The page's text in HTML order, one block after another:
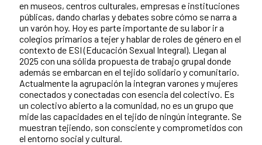
en museos, centros culturales, empresas e instituciones
públicas, dando charlas y debates sobre cómo se narra a
un varón hoy. Hoy es parte importante de su labor ir a
colegios primarios a tejer y hablar de roles de género en el
contexto de ESI (Educación Sexual Integral). Llegan al
2025 con una sólida propuesta de trabajo grupal donde
además se embarcan en el tejido solidario y comunitario.
Actualmente la agrupación la integran varones y mujeres
conectados y conectadas con esencia del colectivo. Es
un colectivo abierto a la comunidad, no es un grupo que
mide las capacidades en el tejido de ningún integrante. Se
muestran tejiendo, son consciente y comprometidos con
el entorno social y cultural.